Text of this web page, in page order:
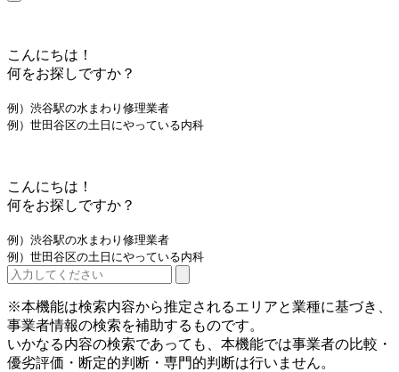
こんにちは！
何をお探しですか？
例）渋谷駅の水まわり修理業者
例）世田谷区の土日にやっている内科
こんにちは！
何をお探しですか？
例）渋谷駅の水まわり修理業者
例）世田谷区の土日にやっている内科
※本機能は検索内容から推定されるエリアと業種に基づき、
事業者情報の検索を補助するものです。
いかなる内容の検索であっても、本機能では事業者の比較・
優劣評価・断定的判断・専門的判断は行いません。